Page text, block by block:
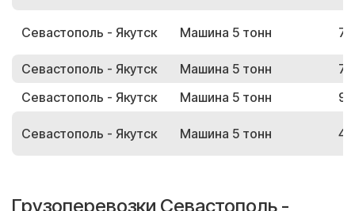
Севастополь - Якутск Машина 5 тонн
Севастополь - Якутск Машина 5 тонн
Севастополь - Якутск
Машина 5 тонн
Севастополь - Якутск Машина 5 тонн
Грузоперевозки Севастополь -